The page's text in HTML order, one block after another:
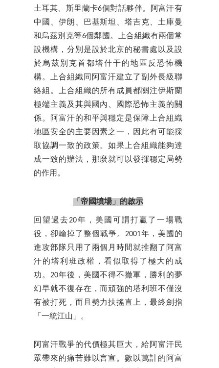
土耳其、斯里蘭卡6個對話夥伴。阿富汗有
中國、伊朗、巴基斯坦、塔吉克、土庫曼
和烏茲別克等6個鄰國。上合組織有兩個常
設機構，分別是設於北京的秘書處以及設
於烏茲別克首都塔什干的地區反恐怖機
構。上合組織同阿富汗建立了副外長級聯
絡組。上合組織的所有成員都關注伊斯蘭
極端主義及其與國內、國際恐怖主義的關
係。阿富汗的和平與穩定是保障上合組織
地區安全的主要因素之一，因此有可能採
取協調一致的政策。如果上合組織能夠達
成一致的辦法，那麼就可以發揮穩定局勢
的作用。
「帝國墳場」的啟示
回望過去20年，美國可謂打贏了一場戰
役，卻輸掉了整個戰爭。2001年，美國的
進攻部隊只用了兩個月時間就推翻了阿富
汗的塔利班政權，看似取得了極大的成
功。20年後，美國不得不撤軍，勝利的夢
幻早就不復存在，而頑強的塔利班不僅沒
有被打死，而且勢力扶搖直上，最終劍指
「一統江山」。
阿富汗戰爭的代價極其巨大，給阿富汗民
眾帶來的痛苦難以言宣。數以萬計的阿富